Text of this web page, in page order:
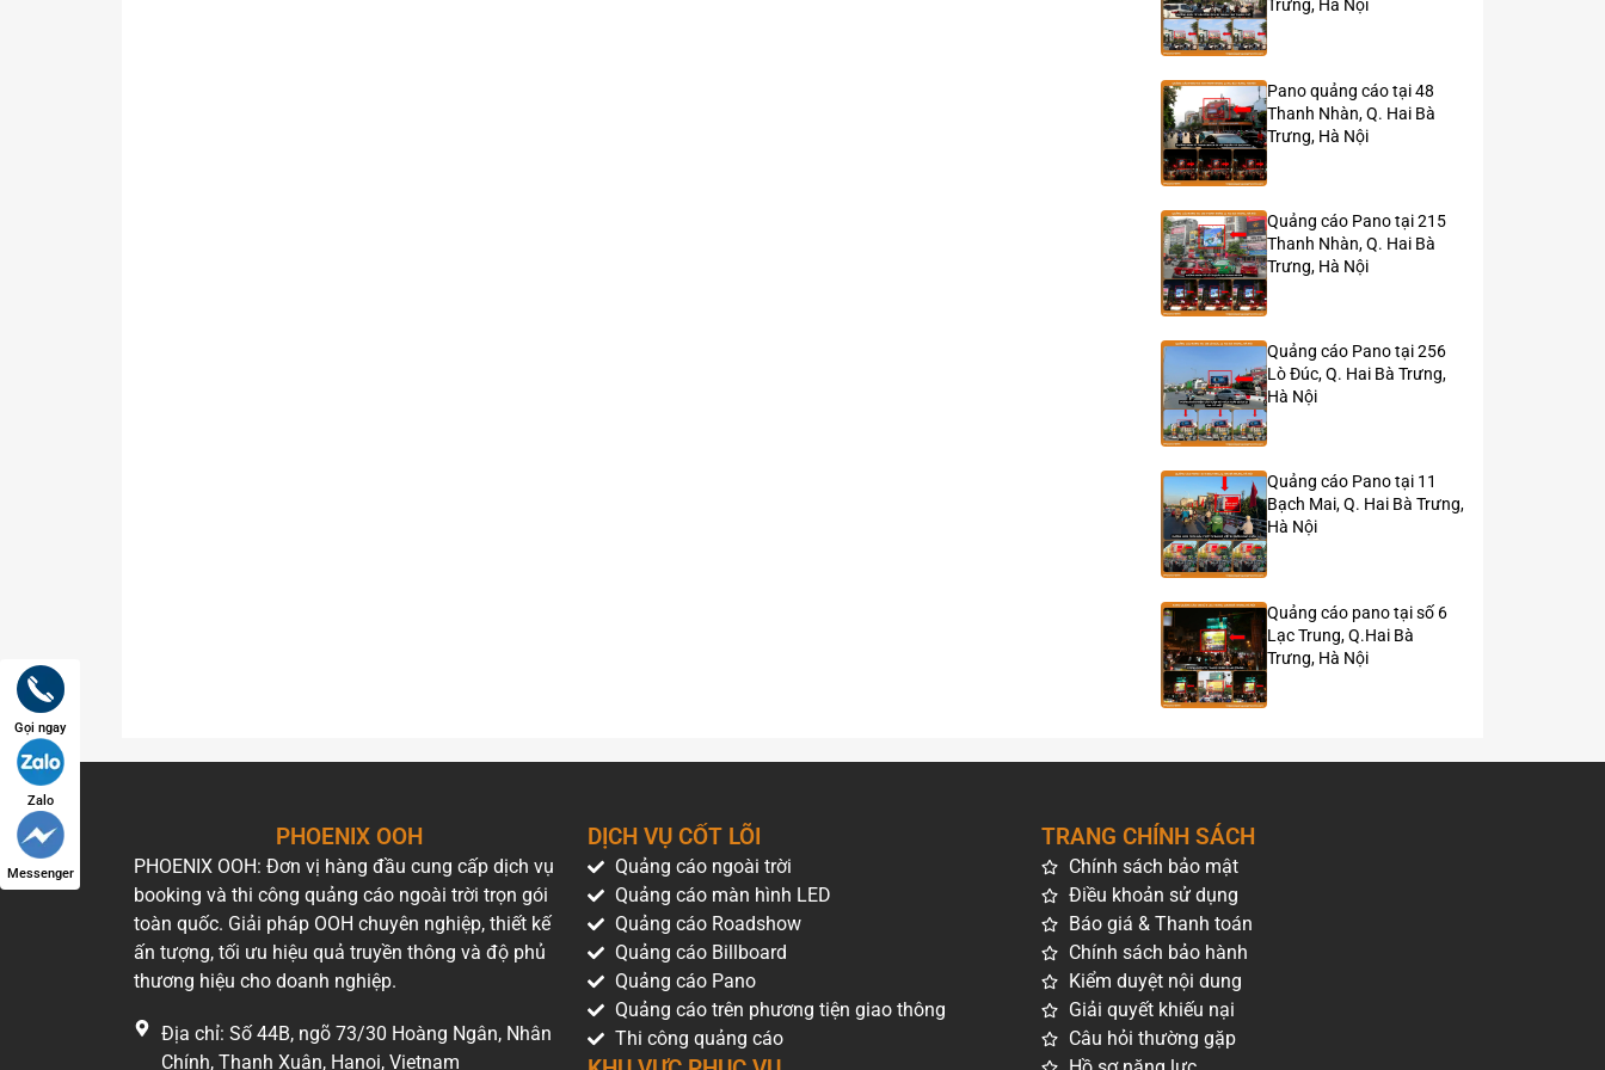
Trưng, Hà Nội
Pano quảng cáo tại 48
Thanh Nhàn, Q. Hai Bà
Trưng, Hà Nội
Quảng cáo Pano tại 215
Thanh Nhàn, Q. Hai Bà
Trưng, Hà Nội
Quảng cáo Pano tại 256
Lò Đúc, Q. Hai Bà Trưng,
Hà Nội
Quảng cáo Pano tại 11
Bạch Mai, Q. Hai Bà Trưng,
Hà Nội
Quảng cáo pano tại số 6
Lạc Trung, Q.Hai Bà
Trưng, Hà Nội
PHOENIX OOH
PHOENIX OOH: Đơn vị hàng đầu cung cấp dịch vụ
booking và thi công quảng cáo ngoài trời trọn gói
toàn quốc. Giải pháp OOH chuyên nghiệp, thiết kế
ấn tượng, tối ưu hiệu quả truyền thông và độ phủ
thương hiệu cho doanh nghiệp.
Địa chỉ: Số 44B, ngõ 73/30 Hoàng Ngân, Nhân
Chính, Thanh Xuân, Hanoi, Vietnam
Gọi ngay
Zalo
Messenger
DỊCH VỤ CỐT LÕI
Quảng cáo ngoài trời
Quảng cáo màn hình LED
Quảng cáo Roadshow
Quảng cáo Billboard
Quảng cáo Pano
Quảng cáo trên phương tiện giao thông
Thi công quảng cáo
TRANG CHÍNH SÁCH
Chính sách bảo mật
Điều khoản sử dụng
Báo giá & Thanh toán
Chính sách bảo hành
Kiểm duyệt nội dung
Giải quyết khiếu nại
Câu hỏi thường gặp